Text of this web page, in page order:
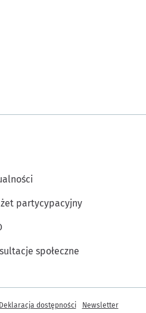
partycypacyjny
społeczne
Deklaracja dostępności Newsletter